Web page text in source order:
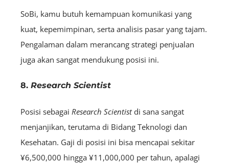
SoBi, kamu butuh kemampuan komunikasi yang
kuat, kepemimpinan, serta analisis pasar yang tajam.
Pengalaman dalam merancang strategi penjualan
juga akan sangat mendukung posisi ini.
8. Research Scientist
Posisi sebagai Research Scientistdi sana sangat
menjanjikan, terutama di Bidang Teknologi dan
Kesehatan. Gaji di posisi ini bisa mencapai sekitar
¥6,500,000 hingga ¥11,000,000 per tahun, apalagi